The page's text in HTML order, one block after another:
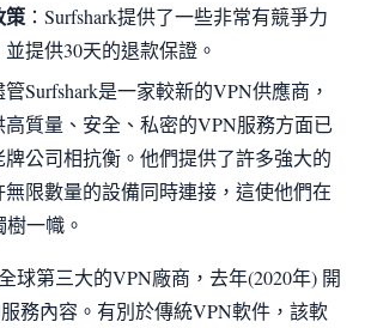
策 ：Surfshark提供了一些非常有競爭力
提供30天的退款保證。
Surfshark是一家較新的VPN供應商，
質量、安全、私密的VPN服務方面已
公司相抗衡。他們提供了許多強大的
限數量的設備同時連接，這使他們在
一幟。
球第三大的VPN廠商，去年(2020年) 開
務內容。有別於傳統VPN軟件，該軟